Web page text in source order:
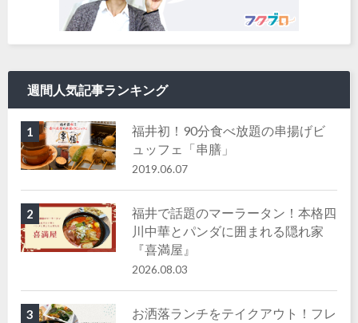
週間人気記事ランキング
1
福井初！90分食べ放題の串揚げビ
ュッフェ「串膳」
2019.06.07
2
福井で話題のマーラータン！本格四
川中華とパンダに囲まれる隠れ家
『喜満屋』
2026.08.03
3
お洒落ランチをテイクアウト！フレ